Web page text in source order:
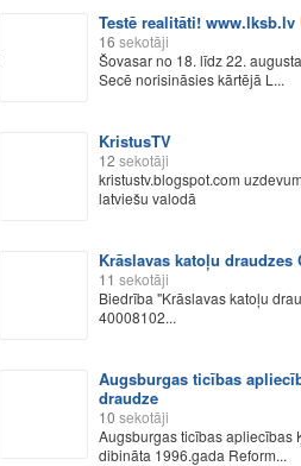
Testē realitāti! www.lksb.lv
16 sekotāji
Šovasar no 18. līdz 22.
Secē norisināsies kārtējā L...
KristusTV
12 sekotāji
kristustv.blogspot.com
latviešu valodā
Krāslavas katoļu draudzes
11 sekotāji
Biedrība "Krāslavas katoļu
40008102...
Augsburgas ticības
draudze
10 sekotāji
Augsburgas ticības apliecības
dibināta 1996.gada Reform...